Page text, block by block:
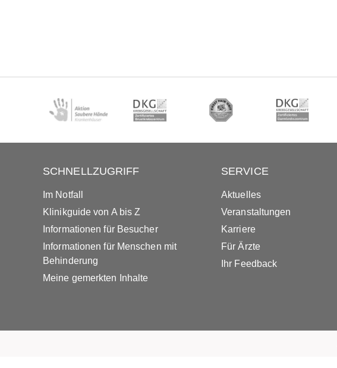
SCHNELLZUGRIFF
Im Notfall
Klinikguide von A bis Z
Informationen für Besucher
Informationen für Menschen mit
Behinderung
Meine gemerkten Inhalte
SERVICE
Aktuelles
Veranstaltungen
Karriere
Für Ärzte
Ihr Feedback